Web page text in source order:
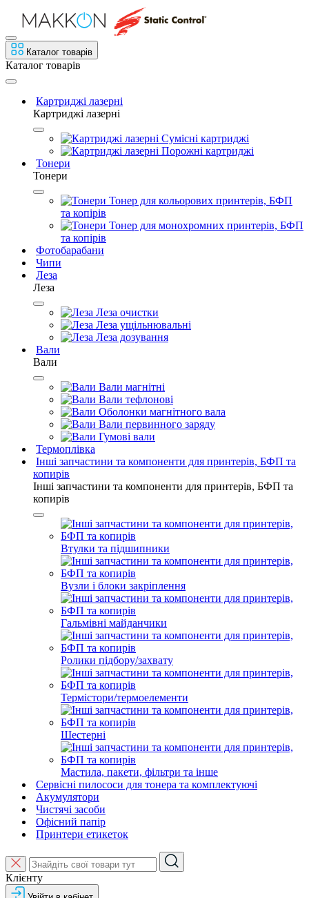
Каталог товарів
Каталог товарів
Картриджі лазерні
Картриджі лазерні
Сумісні картриджі
Порожні картриджі
Тонери
Тонери
Тонер для кольорових принтерів, БФП
та копірів
Тонер для монохромних принтерів, БФП
та копірів
Фотобарабани
Чипи
Леза
Леза
Леза очистки
Леза ущільнювальні
Леза дозування
Вали
Вали
Вали магнітні
Вали тефлонові
Оболонки магнітного вала
Вали первинного заряду
Гумові вали
Термоплівка
Інші запчастини та компоненти для принтерів, БФП та
копирів
Інші запчастини та компоненти для принтерів, БФП та
копирів
Втулки та підшипники
Вузли і блоки закріплення
Гальмівні майданчики
Ролики підбору/захвату
Термістори/термоелементи
Шестерні
Мастила, пакети, фільтри та інше
Сервісні пилососи для тонера та комплектуючі
Акумулятори
Чистячі засоби
Офісний папір
Принтери етикеток
Клієнту